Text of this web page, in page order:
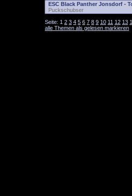
ESC Black Panther Jonsdorf -
Puckschubser
Seite: 1 2 3 4 5 6 7 8 9 10 11 12 13
alle Themen als gelesen markieren